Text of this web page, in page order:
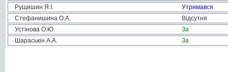
Рущишин Я.І.
Утримався
Стефанишина О.А.
Відсутня
Устінова О.Ю.
За
Шараськін А.А.
За